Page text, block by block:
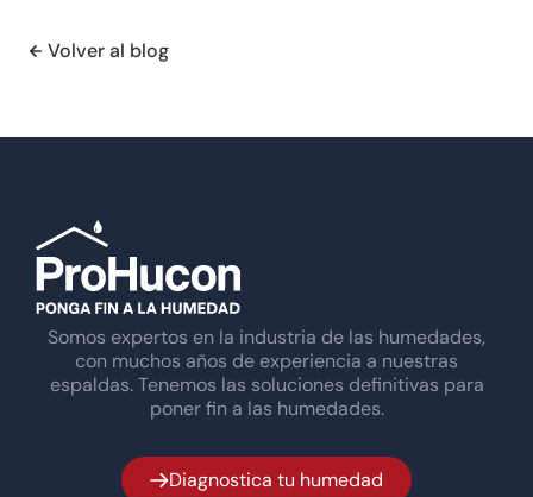
Volver al blog
Somos expertos en la industria de las humedades,
con muchos años de experiencia a nuestras
espaldas. Tenemos las soluciones definitivas para
poner fin a las humedades.
Diagnostica tu humedad